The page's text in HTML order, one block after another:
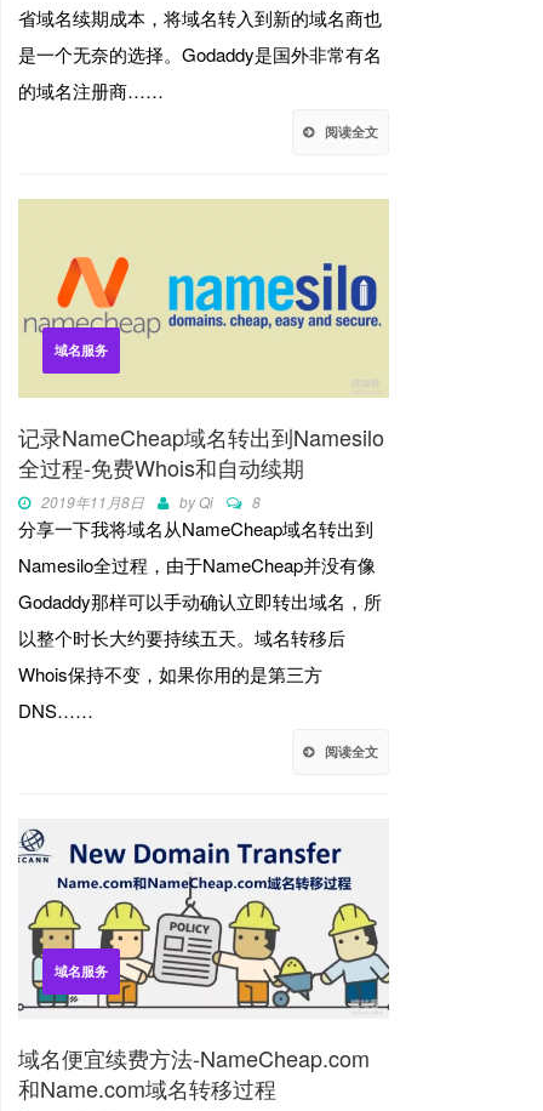
省域名续期成本，将域名转入到新的域名商也
是一个无奈的选择。Godaddy是国外非常有名
的域名注册商……
阅读全文
域名服务
记录NameCheap域名转出到Namesilo
全过程-免费Whois和自动续期
2019年11月8日 byQi 8
分享一下我将域名从NameCheap域名转出到
Namesilo全过程，由于NameCheap并没有像
Godaddy那样可以手动确认立即转出域名，所
以整个时长大约要持续五天。域名转移后
Whois保持不变，如果你用的是第三方
DNS……
阅读全文
域名服务
域名便宜续费方法-NameCheap.com
和Name.com域名转移过程